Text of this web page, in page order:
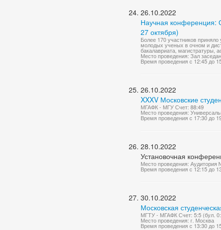
26.10.2022
Научная конференция:
27 октября)
Более 170 участников
молодых ученых в очном и
бакалавриата, магистратуры,
Место проведения: Зал
Время проведения с 12:45 до
26.10.2022
XXXV Московские
МГАФК - МГУ Счет: 88:49
Место проведения:
Время проведения с 17:30 до
28.10.2022
Установочная
Место проведения:
Время проведения с 12:15 до
30.10.2022
Московская
МГТУ - МГАФК Счет: 5:5 (бул.
Место проведения: г. Москва
Время проведения с 13:30 до